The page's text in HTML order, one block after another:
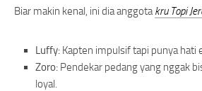
Biar makin kenal, ini dia anggotakru Topi
Luffy: Kapten impulsif tapi punya hati
Zoro: Pendekar pedang yang nggak
loyal.